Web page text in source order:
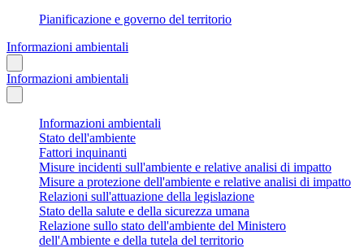
Pianificazione e governo del territorio
Informazioni ambientali
Informazioni ambientali
Informazioni ambientali
Stato dell'ambiente
Fattori inquinanti
Misure incidenti sull'ambiente e relative analisi di impatto
Misure a protezione dell'ambiente e relative analisi di impatto
Relazioni sull'attuazione della legislazione
Stato della salute e della sicurezza umana
Relazione sullo stato dell'ambiente del Ministero
dell'Ambiente e della tutela del territorio